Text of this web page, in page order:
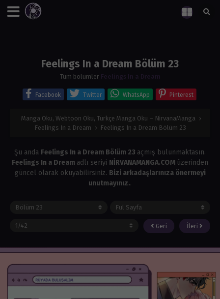
Feelings In a Dream Bölüm 23
Tüm bölümler Feelings In a Dream
Facebook Twitter WhatsApp Pinterest
Manga Oku, Webtoon Oku, Türkçe Manga Oku – NirvanaManga ›
Feelings In a Dream › Feelings In a Dream Bölüm 23
Şu anda Feelings In a Dream Bölüm 23 açmış bulunmaktasın.
Feelings In a Dream adlı seriyi NİRVANAMANGA.COM üzerinden
güncel olarak okuyabilirsiniz. Bizi arkadaşlarınıza önermeyi
unutmayınız..
Geri İleri